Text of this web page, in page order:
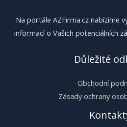
Na portále AZFirma.cz nabízíme
informací o Vašich potenciálních
Důležité
Obchodní
Zásady ochrany